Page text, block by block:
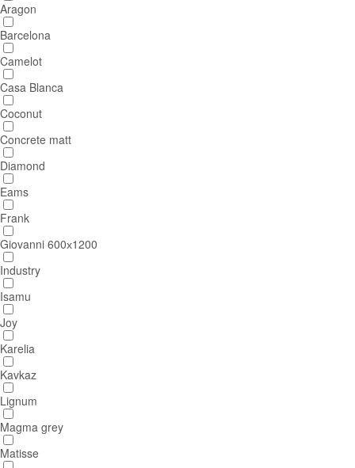
Aragon
Barcelona
Camelot
Casa Blanca
Coconut
Concrete matt
Diamond
Eams
Frank
Giovanni 600х1200
Industry
Isamu
Joy
Karelia
Kavkaz
Lignum
Magma grey
Matisse